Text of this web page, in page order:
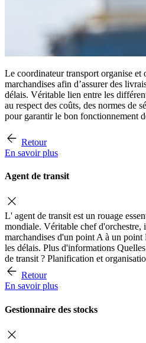
Le coordinateur transport organise et
marchandises afin d’assurer des
délais. Véritable lien entre les
au respect des coûts, des normes de
pour garantir le bon fonctionnement
Retour
En savoir plus
Agent de transit
L' agent de transit est un rouage
mondiale. Véritable chef d'orchestre,
marchandises d'un point A à un
les délais. Plus d'informations
de transit ? Planification et
Retour
En savoir plus
Gestionnaire des stocks